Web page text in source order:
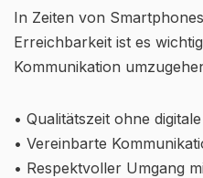
In Zeiten von
Erreichbarkeit ist es
Kommunikation
• Qualitätszeit ohne
• Vereinbarte
• Respektvoller Umgang